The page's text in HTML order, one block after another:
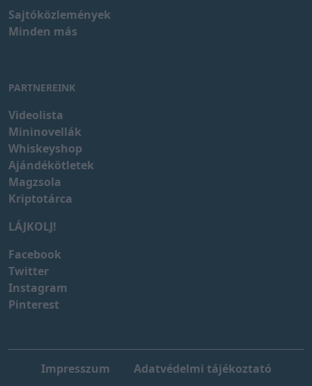
Sajtóközlemények
Minden más
PARTNEREINK
Videolista
Mininovellák
Whiskeyshop
Ajándékötletek
Magzsola
Kriptotárca
LÁJKOLJ!
Facebook
Twitter
Instagram
Pinterest
Impresszum
Adatvédelmi tájékoztató